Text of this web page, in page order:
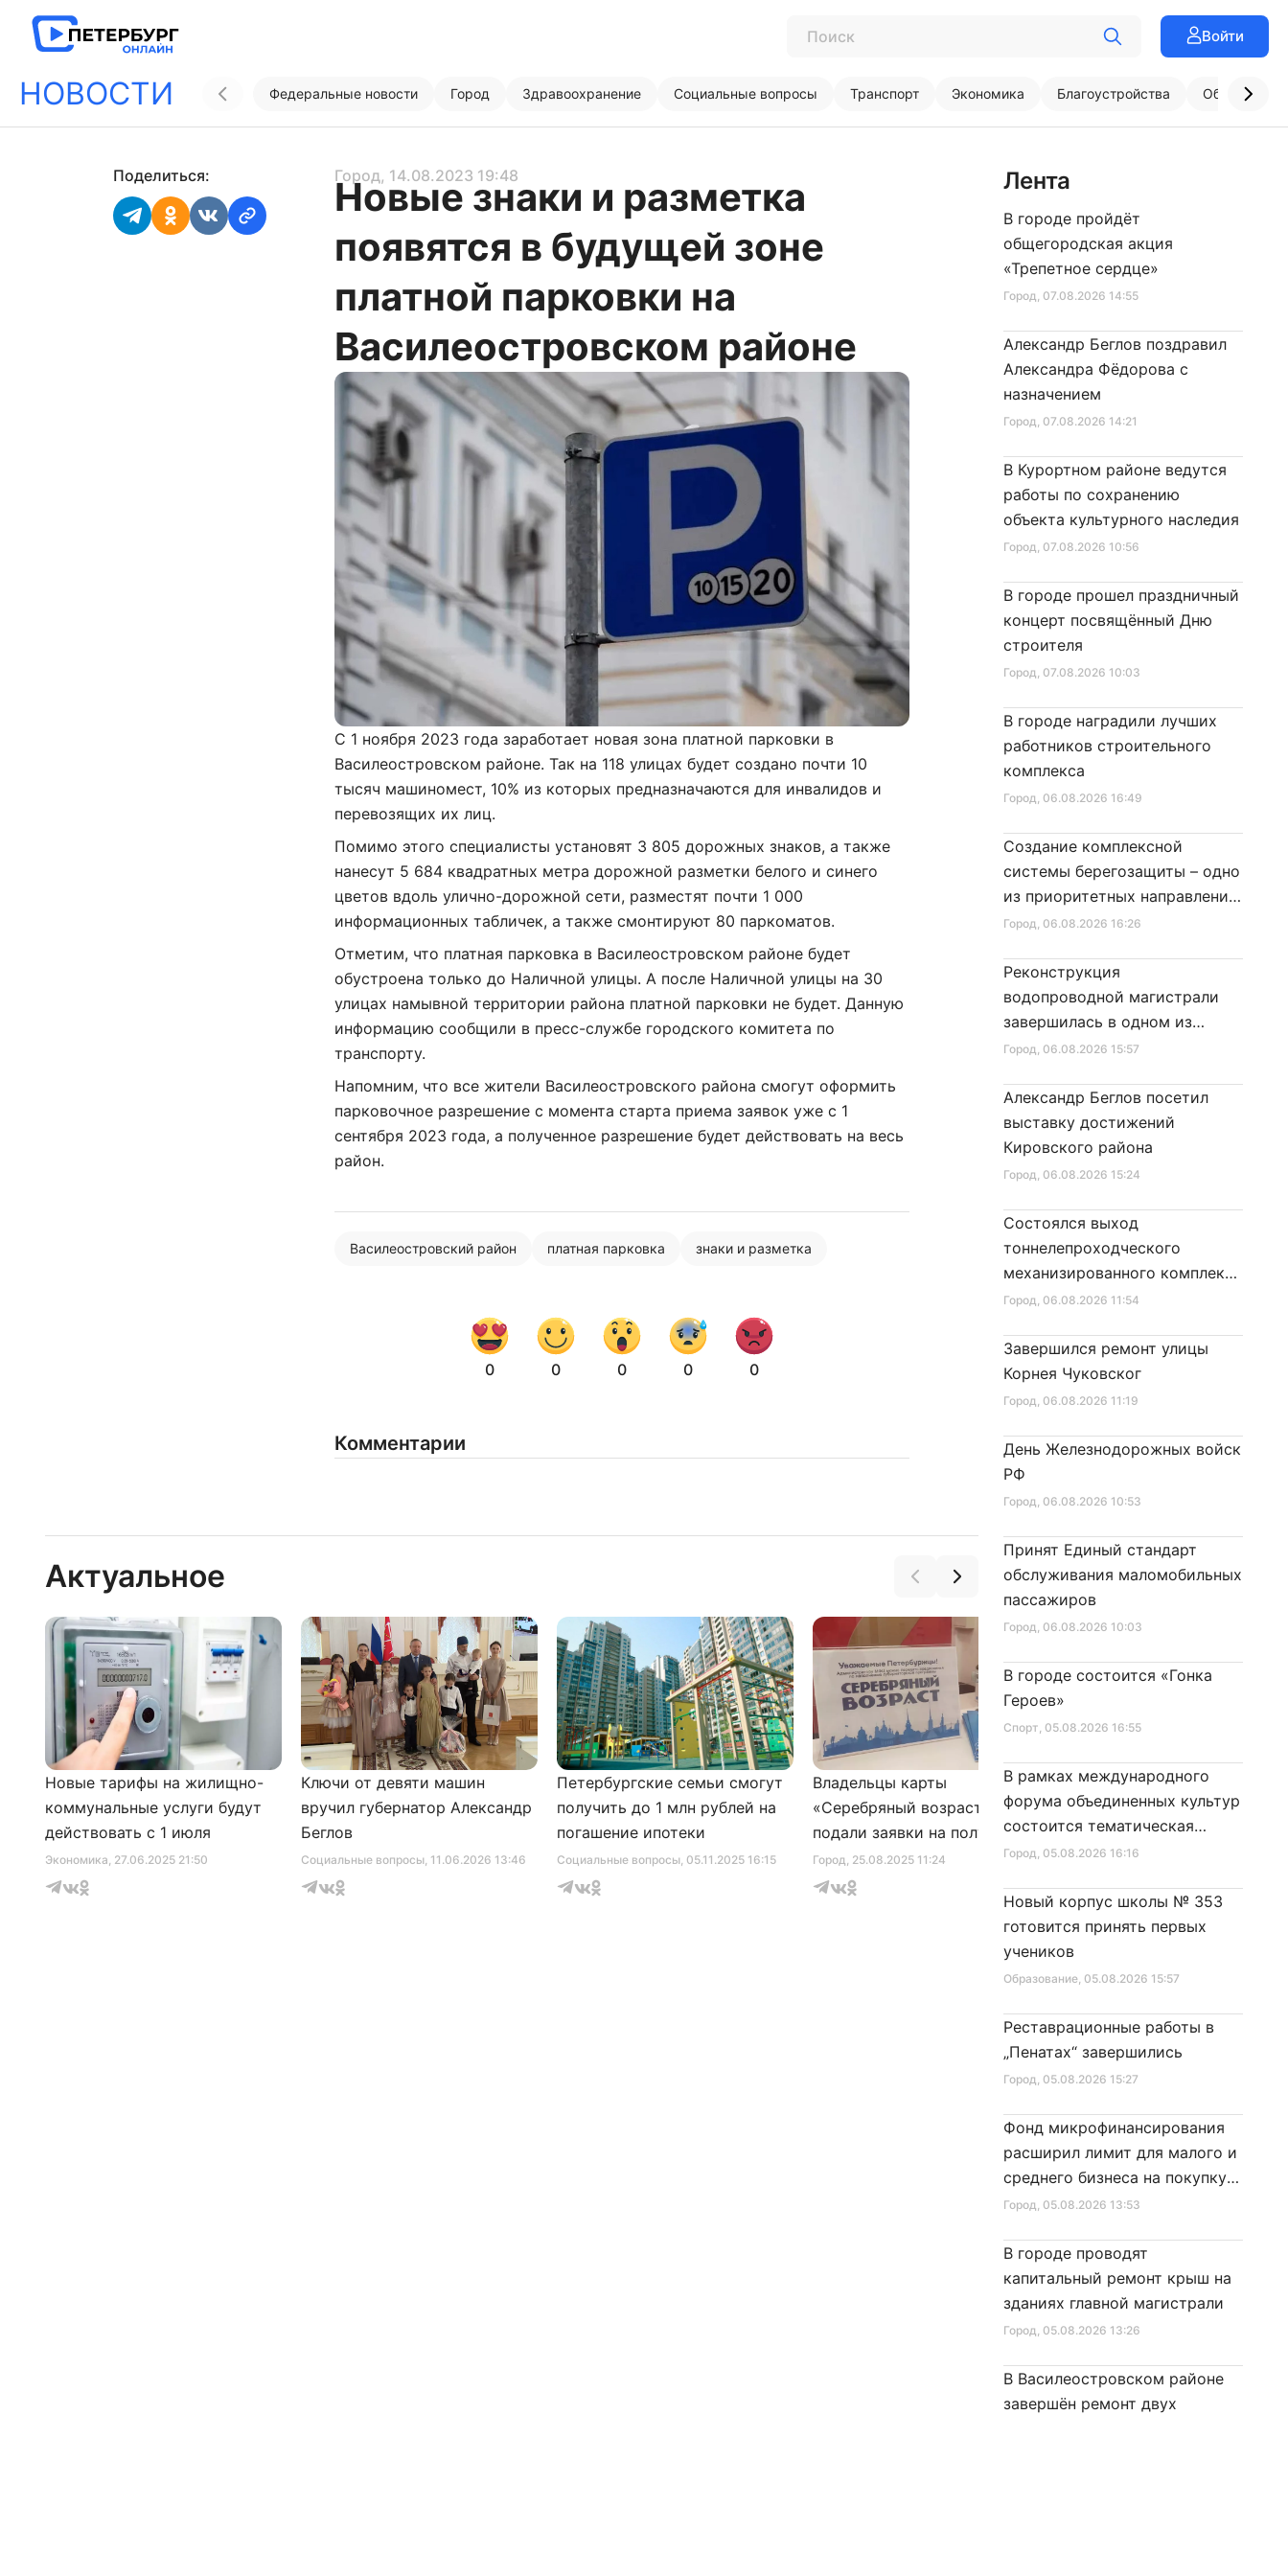
Войти
НОВОСТИ Федеральные новости Город Здравоохранение Социальные вопросы Транспорт Экономика Благоустройства
Поделиться: Город, 14.08.2023 19:48
Новые знаки и разметка
появятся в будущей зоне
платной парковки на
Василеостровском районе
С 1 ноября 2023 года заработает новая зона платной парковки в
Василеостровском районе. Так на 118 улицах будет создано почти 10
тысяч машиномест, 10% из которых предназначаются для инвалидов и
перевозящих их лиц.
Помимо этого специалисты установят 3 805 дорожных знаков, а также
нанесут 5 684 квадратных метра дорожной разметки белого и синего
цветов вдоль улично-дорожной сети, разместят почти 1 000
информационных табличек, а также смонтируют 80 паркоматов.
Отметим, что платная парковка в Василеостровском районе будет
обустроена только до Наличной улицы. А после Наличной улицы на 30
улицах намывной территории района платной парковки не будет. Данную
информацию сообщили в пресс-службе городского комитета по
транспорту.
Напомним, что все жители Василеостровского района смогут оформить
парковочное разрешение с момента старта приема заявок уже с 1
сентября 2023 года, а полученное разрешение будет действовать на весь
район.
Василеостровский район платная парковка знаки и разметка
0 0 0 0 0
Комментарии
Актуальное
Экономика, 27.06.2025 21:50
Новые тарифы на жилищно-
коммунальные услуги будут
действовать с 1 июля
Социальные вопросы, 11.06.2026 13:46
Ключи от девяти машин
вручил губернатор Александр
Беглов
Социальные вопросы, 05.11.2025 16:15
Петербургские семьи смогут
получить до 1 млн рублей на
погашение ипотеки
Город, 25.08.2025 11:24
Владельцы карты
«Серебряный возраст»
подали заявки на получение
сертификата для посещения
музеев
Город, 10.01.2026 16:46
Александр Беглов подписал
Закон «О внесении изменения
в Закон Санкт‑Петербурга
«Социальный кодекс
Лента
Город, 07.08.2026 14:55
В городе пройдёт
общегородская акция
«Трепетное сердце»
Город, 07.08.2026 14:21
Александр Беглов поздравил
Александра Фёдорова с
назначением
Город, 07.08.2026 10:56
В Курортном районе ведутся
работы по сохранению
объекта культурного наследия
Город, 07.08.2026 10:03
В городе прошел праздничный
концерт посвящённый Дню
строителя
Город, 06.08.2026 16:49
В городе наградили лучших
работников строительного
комплекса
Город, 06.08.2026 16:26
Создание комплексной
системы берегозащиты – одно
из приоритетных направлений
развития Петербурга
Город, 06.08.2026 15:57
Реконструкция
водопроводной магистрали
завершилась в одном из
районов города
Город, 06.08.2026 15:24
Александр Беглов посетил
выставку достижений
Кировского района
Город, 06.08.2026 11:54
Состоялся выход
тоннелепроходческого
механизированного комплекса
«Надежда» на поверхность
Город, 06.08.2026 11:19
Завершился ремонт улицы
Корнея Чуковског
Город, 06.08.2026 10:53
День Железнодорожных войск
РФ
Город, 06.08.2026 10:03
Принят Единый стандарт
обслуживания маломобильных
пассажиров
Спорт, 05.08.2026 16:55
В городе состоится «Гонка
Героев»
Город, 05.08.2026 16:16
В рамках международного
форума объединенных культур
состоится тематическая
секция
Образование, 05.08.2026 15:57
Новый корпус школы № 353
готовится принять первых
учеников
Город, 05.08.2026 15:27
Реставрационные работы в
„Пенатах“ завершились
Город, 05.08.2026 13:53
Фонд микрофинансирования
расширил лимит для малого и
среднего бизнеса на покупку
специальной техники
Город, 05.08.2026 13:26
В городе проводят
капитальный ремонт крыш на
зданиях главной магистрали
В Василеостровском районе
завершён ремонт двух
Нажимая на кнопку "Отправить" вы
соглашаетесь сполитикой конфиденциальности